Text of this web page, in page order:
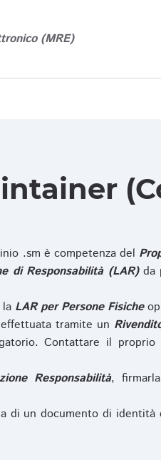
(MRE)
.sm è competenza del
di Responsabilità (LAR)da
LAR per Persone Fisiche
tramite un
Contattare il proprio
Responsabilità,
di un documento di identità